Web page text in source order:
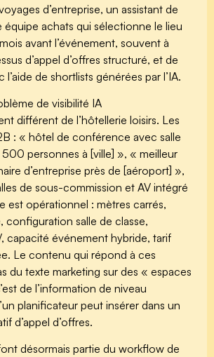
d’entreprise, un assistant de
achats qui sélectionne le lieu
avant l’événement, souvent à
d’appel d’offres structuré, et de
l’aide de shortlists générées par l’IA.
de visibilité IA
différent de l’hôtellerie loisirs. Les
: « hôtel de conférence avec salle
personnes à [ville] », « meilleur
d’entreprise près de [aéroport] »,
de sous-commission et AV intégré
est opérationnel : mètres carrés,
configuration salle de classe,
capacité événement hybride, tarif
Le contenu qui répond à ces
du texte marketing sur des « espaces
de l’information de niveau
planificateur peut insérer dans un
d’appel d’offres.
désormais partie du workflow de